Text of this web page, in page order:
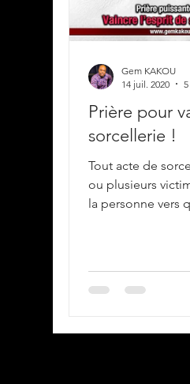
Prière pour
sorcellerie !
Tout acte de
ou plusieurs
la personne vers
Gem KAKOU
14 juil. 2020